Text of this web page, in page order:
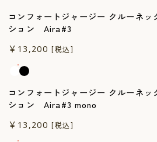
コンフォートジャージー クルーネッ
ション Aira#3
￥13,200 [税込]
一般医療機器
コンフォートジャージー クルーネッ
ション Aira#3 mono
￥13,200 [税込]
一般医療機器